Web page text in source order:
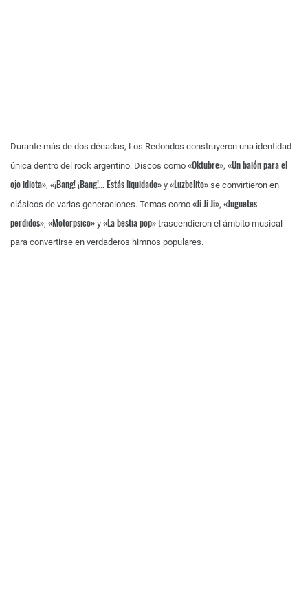
Durante más de dos décadas, Los Redondos construyeron una identidad
única dentro del rock argentino. Discos como «Oktubre», «Un baión para el
ojo idiota», «¡Bang! ¡Bang!… Estás liquidado» y «Luzbelito» se convirtieron en
clásicos de varias generaciones. Temas como «Ji Ji Ji», «Juguetes
perdidos», «Motorpsico» y «La bestia pop» trascendieron el ámbito musical
para convertirse en verdaderos himnos populares.